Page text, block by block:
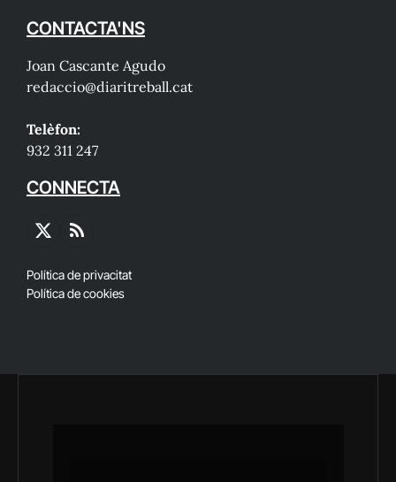
CONTACTA'NS
Joan Cascante Agudo
redaccio@diaritreball.cat
Telèfon:
932 311 247
CONNECTA
X
RSS
Política de privacitat
Política de cookies